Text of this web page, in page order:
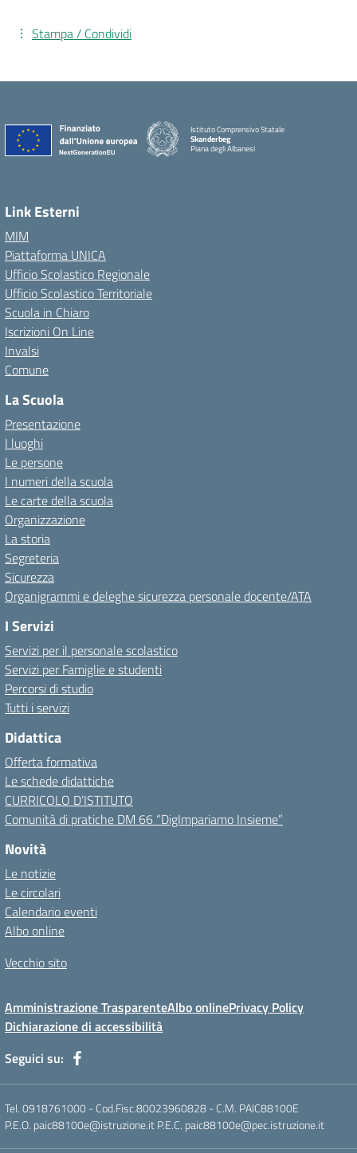
Stampa / Condividi
Istituto Comprensivo Statale
Skanderbeg
Piana degli Albanesi
Link Esterni
MIM
Piattaforma UNICA
Ufficio Scolastico Regionale
Ufficio Scolastico Territoriale
Scuola in Chiaro
Iscrizioni On Line
Invalsi
Comune
La Scuola
Presentazione
I luoghi
Le persone
I numeri della scuola
Le carte della scuola
Organizzazione
La storia
Segreteria
Sicurezza
Organigrammi e deleghe sicurezza personale docente/ATA
I Servizi
Servizi per il personale scolastico
Servizi per Famiglie e studenti
Percorsi di studio
Tutti i servizi
Didattica
Offerta formativa
Le schede didattiche
CURRICOLO D’ISTITUTO
Comunità di pratiche DM 66 “DigImpariamo Insieme”
Novità
Le notizie
Le circolari
Calendario eventi
Albo online
Vecchio sito
Amministrazione TrasparenteAlbo onlinePrivacy Policy
Dichiarazione di accessibilità
Seguici su:
Tel. 0918761000 - Cod.Fisc.80023960828 - C.M. PAIC88100E
P.E.O. paic88100e@istruzione.it P.E.C. paic88100e@pec.istruzione.it